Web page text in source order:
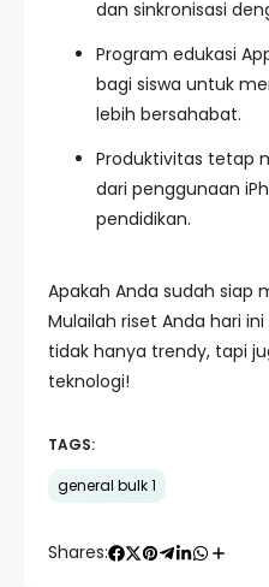
dan sinkronisasi
Program edukasi
bagi siswa untuk
lebih bersahabat.
Produktivitas tetap
dari penggunaan
pendidikan.
Apakah Anda sudah siap
Mulailah riset Anda hari
tidak hanya trendy, tapi
teknologi!
TAGS:
general bulk 1
Shares: